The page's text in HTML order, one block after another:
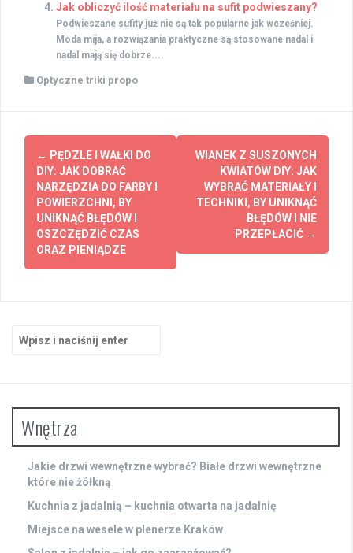
Jak obliczyć ilość materiału na sufit podwieszany?
Podwieszane sufity już nie są tak popularne jak wcześniej.
Moda mija, a rozwiązania praktyczne są stosowane nadal i
nadal mają się dobrze....
Optyczne triki propo
Zobacz
wpisy
← PĘDZLE I WAŁKI DO
DIY: JAK DOBRAĆ
NARZĘDZIA DO FARBY I
POWIERZCHNI, BY
UNIKNĄĆ BŁĘDÓW I
OSZCZĘDZIĆ CZAS
ORAZ PIENIĄDZE
WIANEK Z SUSZONYCH
KWIATÓW DIY: JAK
WYBRAĆ MATERIAŁY I
TECHNIKI, BY UNIKNĄĆ
BŁĘDÓW I NIE
PRZEPŁACIĆ →
Wnętrza
Jakie drzwi wewnętrzne wybrać? Białe drzwi wewnętrzne
które nie żółkną
Kuchnia z jadalnią – kuchnia otwarta na jadalnię
Miejsce na wesele w plenerze Kraków